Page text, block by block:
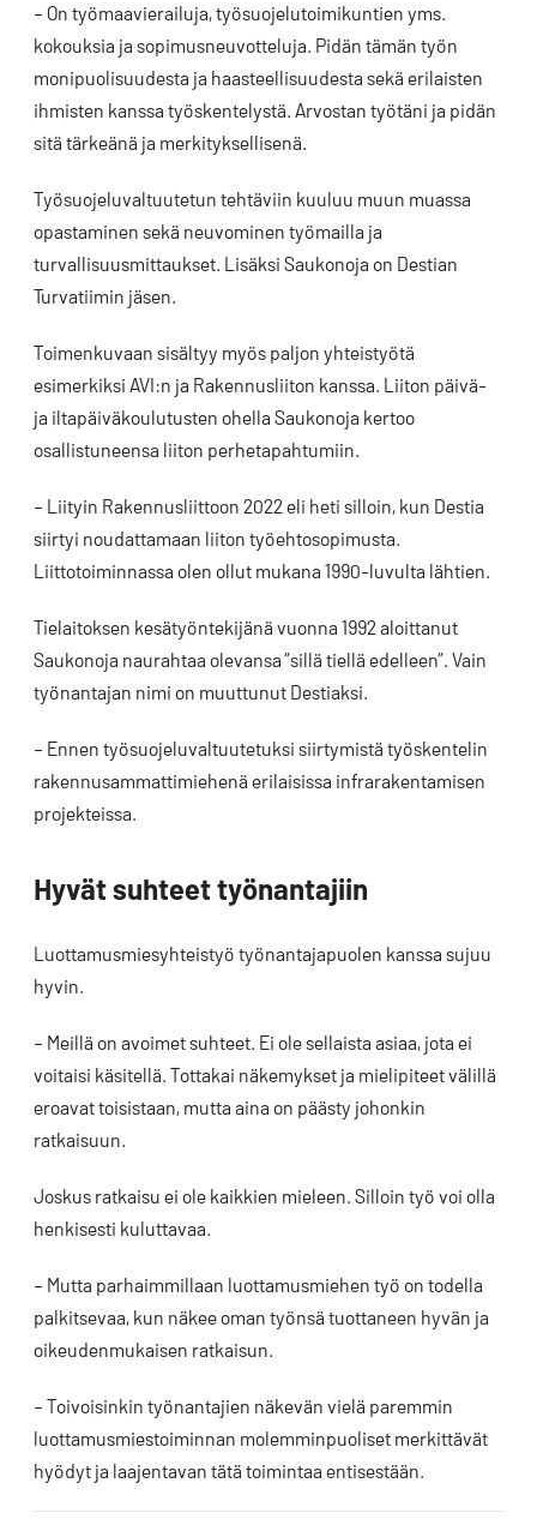
– On työmaavierailuja, työsuojelutoimikuntien yms.
kokouksia ja sopimusneuvotteluja. Pidän tämän työn
monipuolisuudesta ja haasteellisuudesta sekä erilaisten
ihmisten kanssa työskentelystä. Arvostan työtäni ja pidän
sitä tärkeänä ja merkityksellisenä.
Työsuojeluvaltuutetun tehtäviin kuuluu muun muassa
opastaminen sekä neuvominen työmailla ja
turvallisuusmittaukset. Lisäksi Saukonoja on Destian
Turvatiimin jäsen.
Toimenkuvaan sisältyy myös paljon yhteistyötä
esimerkiksi AVI:n ja Rakennusliiton kanssa. Liiton päivä-
ja iltapäiväkoulutusten ohella Saukonoja kertoo
osallistuneensa liiton perhetapahtumiin.
– Liityin Rakennusliittoon 2022 eli heti silloin, kun Destia
siirtyi noudattamaan liiton työehtosopimusta.
Liittotoiminnassa olen ollut mukana 1990-luvulta lähtien.
Tielaitoksen kesätyöntekijänä vuonna 1992 aloittanut
Saukonoja naurahtaa olevansa ”sillä tiellä edelleen”. Vain
työnantajan nimi on muuttunut Destiaksi.
– Ennen työsuojeluvaltuutetuksi siirtymistä työskentelin
rakennusammattimiehenä erilaisissa infrarakentamisen
projekteissa.
Hyvät suhteet työnantajiin
Luottamusmiesyhteistyö työnantajapuolen kanssa sujuu
hyvin.
– Meillä on avoimet suhteet. Ei ole sellaista asiaa, jota ei
voitaisi käsitellä. Tottakai näkemykset ja mielipiteet välillä
eroavat toisistaan, mutta aina on päästy johonkin
ratkaisuun.
Joskus ratkaisu ei ole kaikkien mieleen. Silloin työ voi olla
henkisesti kuluttavaa.
– Mutta parhaimmillaan luottamusmiehen työ on todella
palkitsevaa, kun näkee oman työnsä tuottaneen hyvän ja
oikeudenmukaisen ratkaisun.
– Toivoisinkin työnantajien näkevän vielä paremmin
luottamusmiestoiminnan molemminpuoliset merkittävät
hyödyt ja laajentavan tätä toimintaa entisestään.